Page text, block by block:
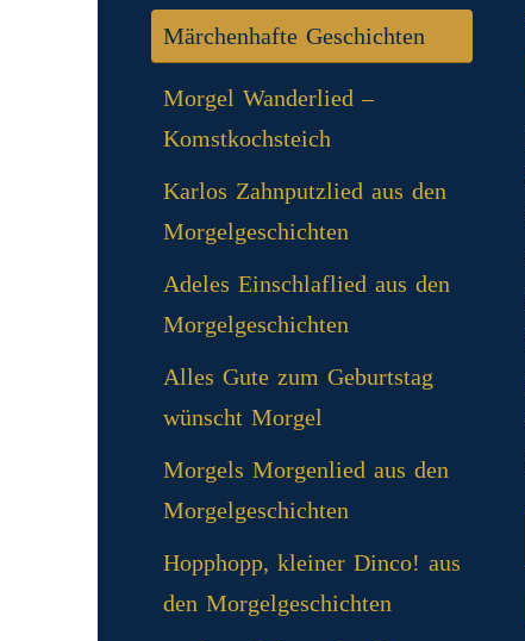
Märchenhafte Geschichten
Morgel Wanderlied –
Komstkochsteich
Karlos Zahnputzlied aus den
Morgelgeschichten
Adeles Einschlaflied aus den
Morgelgeschichten
Alles Gute zum Geburtstag
wünscht Morgel
Morgels Morgenlied aus den
Morgelgeschichten
Hopphopp, kleiner Dinco! aus
den Morgelgeschichten